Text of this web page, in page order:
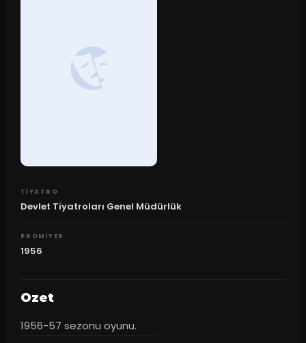
TIYATRO
Devlet Tiyatroları Genel Müdürlük
PROMIYER
1956
Ozet
1956-57 sezonu oyunu.